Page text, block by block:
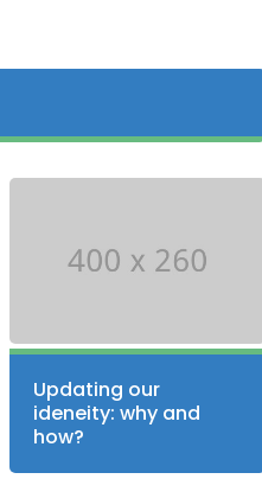
Updating our
ideneity: why and
how?